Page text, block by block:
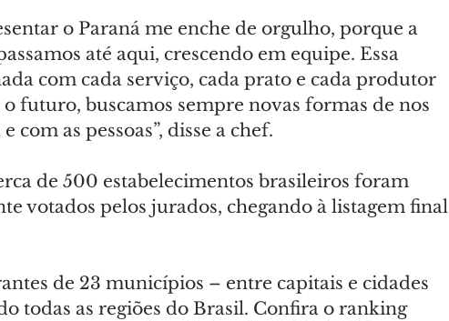
o Paraná me enche de orgulho, porque a
até aqui, crescendo em equipe. Essa
com cada serviço, cada prato e cada produtor
futuro, buscamos sempre novas formas de nos
com as pessoas”, disse a chef.
de 500 estabelecimentos brasileiros foram
votados pelos jurados, chegando à listagem final
de 23 municípios – entre capitais e cidades
todas as regiões do Brasil. Confira o ranking